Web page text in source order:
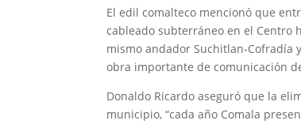
El edil comalteco mencionó que
cableado subterráneo en el Centro
mismo andador Suchitlan-Cofradía
obra importante de comunicación
Donaldo Ricardo aseguró que la
municipio, “cada año Comala